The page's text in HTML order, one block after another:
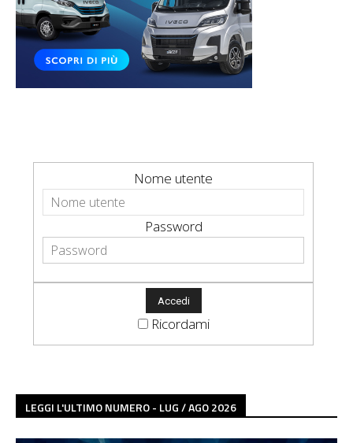
Nome utente
Password
Ricordami
LEGGI L'ULTIMO NUMERO - LUG / AGO 2026